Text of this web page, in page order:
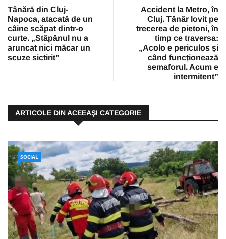
Tânără din Cluj-
Napoca, atacată de un
câine scăpat dintr-o
curte. „Stăpânul nu a
aruncat nici măcar un
scuze sictirit”
Accident la Metro, în
Cluj. Tânăr lovit pe
trecerea de pietoni, în
timp ce traversa:
„Acolo e periculos și
când funcționează
semaforul. Acum e
intermitent”
ARTICOLE DIN ACEEAŞI CATEGORIE
SOCIAL